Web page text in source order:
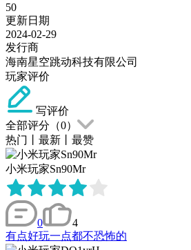
50
更新日期
2024-02-29
发行商
海南星空跳动科技有限公司
玩家评价
写评价
全部评分（0）
热门
最新 最赞
小米玩家Sn90Mr
0
4
有点好玩一点都不恐怖的